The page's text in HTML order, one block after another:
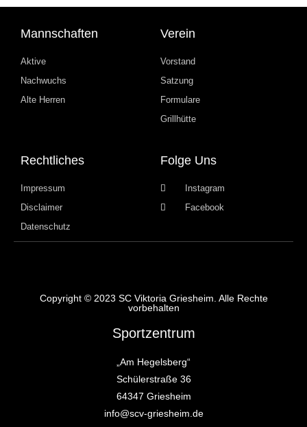
Mannschaften
Aktive
Nachwuchs
Alte Herren
Verein
Vorstand
Satzung
Formulare
Grillhütte
Rechtliches
Impressum
Disclaimer
Datenschutz
Folge Uns
Instagram
Facebook
Copyright © 2023 SC Viktoria Griesheim. Alle Rechte
vorbehalten
Sportzentrum
„Am Hegelsberg“
Schülerstraße 36
64347 Griesheim
info@scv-griesheim.de